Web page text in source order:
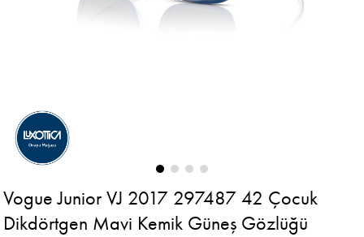
Vogue Junior VJ 2017 297487 42 Çocuk
Dikdörtgen Mavi Kemik Güneş Gözlüğü